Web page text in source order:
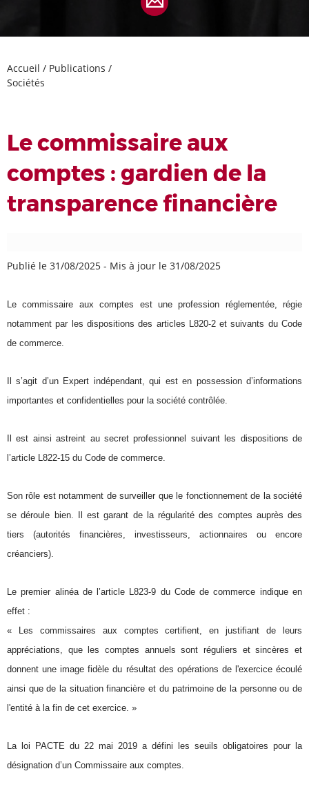
Accueil / Publications /
Sociétés
Le commissaire aux
comptes : gardien de la
transparence financière
Publié le 31/08/2025 - Mis à jour le 31/08/2025
Le commissaire aux comptes est une profession réglementée, régie
notamment par les dispositions des articles L820-2 et suivants du Code
de commerce.
Il s’agit d’un Expert indépendant, qui est en possession d’informations
importantes et confidentielles pour la société contrôlée.
Il est ainsi astreint au secret professionnel suivant les dispositions de
l’article L822-15 du Code de commerce.
Son rôle est notamment de surveiller que le fonctionnement de la société
se déroule bien. Il est garant de la régularité des comptes auprès des
tiers (autorités financières, investisseurs, actionnaires ou encore
créanciers).
Le premier alinéa de l’article L823-9 du Code de commerce indique en
effet :
« Les commissaires aux comptes certifient, en justifiant de leurs
appréciations, que les comptes annuels sont réguliers et sincères et
donnent une image fidèle du résultat des opérations de l'exercice écoulé
ainsi que de la situation financière et du patrimoine de la personne ou de
l'entité à la fin de cet exercice. »
La loi PACTE du 22 mai 2019 a défini les seuils obligatoires pour la
désignation d’un Commissaire aux comptes.